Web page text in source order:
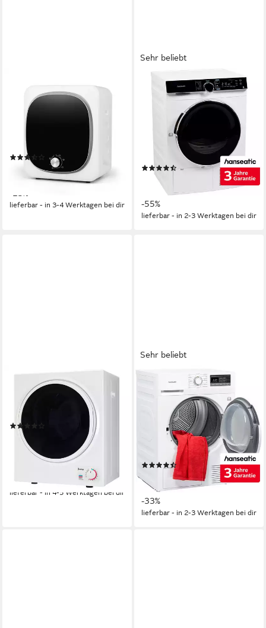
Ablufttrockner
FP10756DE/GDZ40-168E,
800W, PTC-Keramikheizung,
Produktdatenblatt
(2)
234,99 € UVP
305,99 €
21,46 €mtl. in 12 Raten
lieferbar - in 3-4 Werktagen bei dir
Sehr beliebt
HANSEATIC
Wärmepumpentrockner
HWTK8A3GT
Kapazität Trocknen
0,96 kWh Energieverbrauch pro Trocknung
Betriebsgeräusch
Produktdatenblatt
(399)
377,00 €
829,00 €
18,73 €
mtl. in 24 Raten
-55%
lieferbar - in 2-3 Werktagen bei dir
Ablufttrockner GYJ25-78, 2,5
kg, 1,6 Kubikfuß
Produktdatenblatt
179,99 €
245,99 €
16,44 €
mtl. in 12 Raten
lieferbar - in 4-5 Werktagen bei dir
Sehr beliebt
Wärmepumpentrockner
HWT8EGT
Kapazität Trocknen
1,42 kWh Energieverbrauch pro Trocknung
66 dB(A) Betriebsgeräusch
Produktdatenblatt
(288)
299,99 € UVP449,00 €
14,90 €mtl. in 24 Raten
-33%
lieferbar - in 2-3 Werktagen bei dir